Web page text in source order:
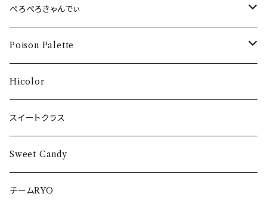
卒業DVD2021
DVD
G.E.E.K タオル
DVD
One of one Love Tシャツ
One of one Love タオル
DVD
POPPING☆SMILE Tシャツ
POPPING☆SMILE タオル
DVD
ぺろぺろきゃんでぃ
ぺろぺろきゃんでぃ Tシャツ
DVD
CD
Poison Palette
DVD
Hicolor
スイートクラス
Sweet Candy
チームRYO